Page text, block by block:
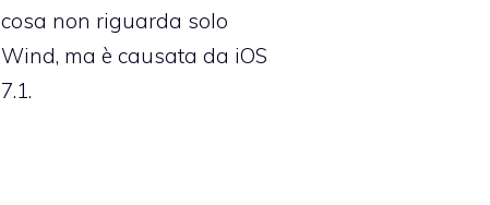
cosa non riguarda solo
Wind, ma è causata da iOS
7.1.